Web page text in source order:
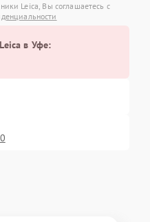
Leica, Вы соглашаетесь с
в Уфе: